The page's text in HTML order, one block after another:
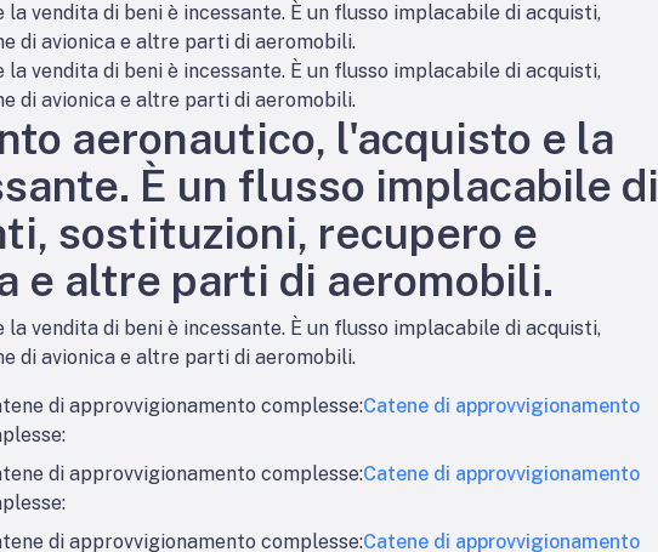
vendita di beni è incessante. È un flusso implacabile di acquisti,
di avionica e altre parti di aeromobili.
vendita di beni è incessante. È un flusso implacabile di acquisti,
di avionica e altre parti di aeromobili.
aeronautico, l'acquisto e la
È un flusso implacabile di
sostituzioni, recupero e
e altre parti di aeromobili.
vendita di beni è incessante. È un flusso implacabile di acquisti,
di avionica e altre parti di aeromobili.
di approvvigionamento complesse:Catene di approvvigionamento
di approvvigionamento complesse:Catene di approvvigionamento
di approvvigionamento complesse:Catene di approvvigionamento